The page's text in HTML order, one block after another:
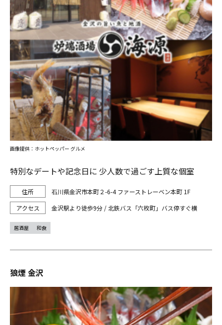
特別なデートや記念日に 少人数で過ごす上質な個室
石川県金沢市本町２-6-4 ファーストレーベン本町 1F
金沢駅より徒歩9分 / 北鉄バス「六枚町」バス停すぐ横
画像提供：ホットペッパー グルメ
居酒屋 和食
狼煙 金沢